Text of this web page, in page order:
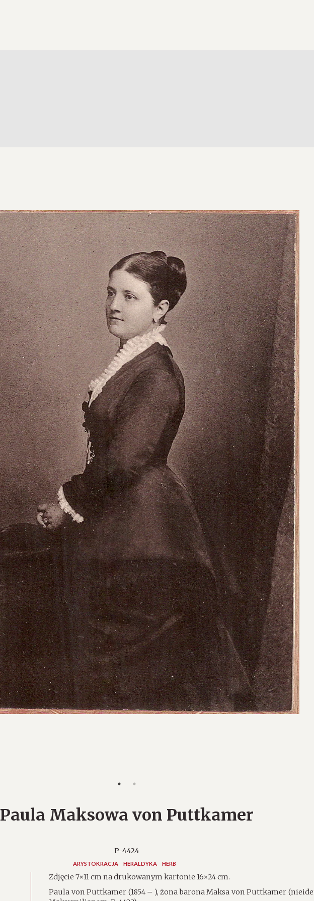
Paula Maksowa von Puttkamer
P-4424
ARYSTOKRACJA HERALDYKA HERB
Zdjęcie 7×11 cm na drukowanym kartonie 16×24 cm.
Paula von Puttkamer (1854 – ), żona barona Maksa von Puttkamer